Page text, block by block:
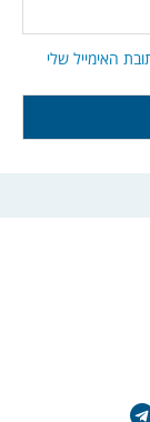
האימייל שלי